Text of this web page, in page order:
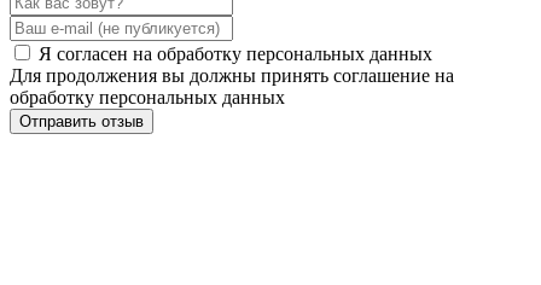
Я согласен на обработку персональных данных
Для продолжения вы должны принять соглашение на
обработку персональных данных
Отправить отзыв